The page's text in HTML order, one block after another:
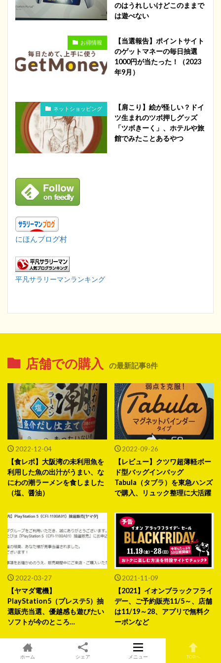
のはうれしいけどこのままで
は遊べない
お得情報
【当選報告】ポイントサイト
のゲットマネーの毎日抽選
1000円が当たった！（2023
年9月）
ネットショッピング
【肩こり】絵が怪しい？ドイ
ツ生まれのツボ押しグッズ
「ツボきーく」、ホテルや旅
館でみたことあるやつ
にほんブログ村
平凡サラリーマンランキング
店舗での購入 の最新記事8件
2022-12-04
【食レポ】大阪湾の未利用魚を
利用した魚の出汁がうまい、な
にわの潮ラーメンを食しました
（塩、醤油）
2022-09-26
【レビュー】クツワ超薄軽ボー
ド型バッグインバッグ
Tabula（タブラ）を東急ハンズ
で購入、リュック整理に大活躍
2022-03-27
【ヤマダ電機】
PlayStation5（プレステ5）抽
選販売当選、優越感も遊びたい
ソフトが今のところ…
2021-11-09
【2021】イオンブラックフライ
デー、ご予約販売11/5～、店舗
は11/19～28、アプリで無料ク
ーポンなど
ホーム シェア メニュー TOPへ